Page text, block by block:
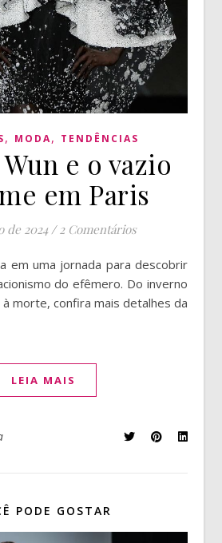
, MODA, TENDÊNCIAS
e o vazio
em Paris
de 2024 / 2 Comentários
do efêmero. Do inverno
morte, confira mais detalhes da
LEIA MAIS
PODE GOSTAR